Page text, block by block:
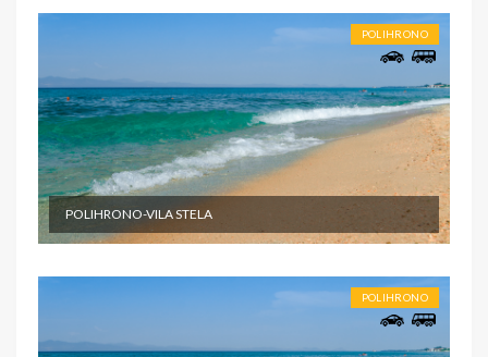
POLIHRONO
POLIHRONO-VILA STELA
POLIHRONO